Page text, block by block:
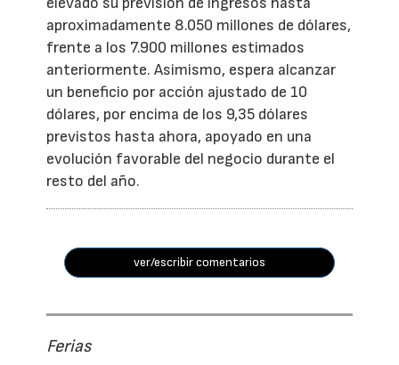
aproximadamente 8.050 millones de dólares,
frente a los 7.900 millones estimados
anteriormente. Asimismo, espera alcanzar
un beneficio por acción ajustado de 10
dólares, por encima de los 9,35 dólares
previstos hasta ahora, apoyado en una
evolución favorable del negocio durante el
resto del año.
ver/escribir comentarios
Ferias